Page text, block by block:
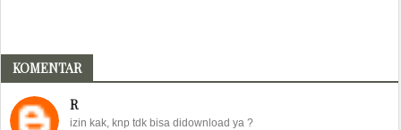
KOMENTAR
R
izin kak, knp tdk bisa didownload ya ?